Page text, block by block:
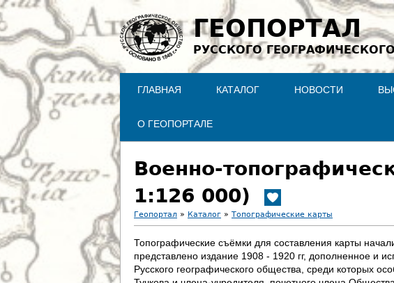
ГЕОПОРТАЛ
РУССКОГО
ГЛАВНАЯ КАТАЛОГ НОВОСТИ
О ГЕОПОРТАЛЕ
Военно-
1:126 000)
В
ы
Геопортал » Каталог » Топографические карты
Топографические съёмки для составления карты
представлено издание 1908 - 1920 гг, дополненное и
Русского географического общества, среди которых